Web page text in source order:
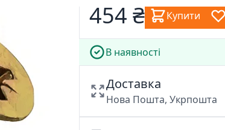
454 ₴ Купити
В наявності
Доставка
Нова Пошта, Укрпошта